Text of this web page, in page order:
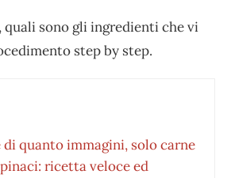
quali sono gli ingredienti che vi
step by step.
di quanto immagini, solo carne
ricetta veloce ed